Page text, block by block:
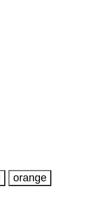
orange